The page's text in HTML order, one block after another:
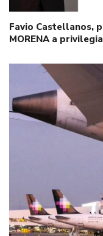
Favio Castellanos,
MORENA a